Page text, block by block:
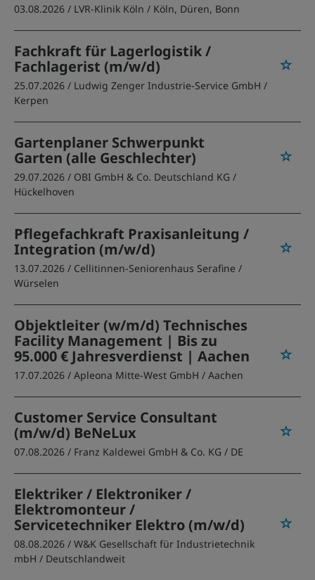
03.08.2026 / LVR-Klinik Köln / Köln, Düren, Bonn
Fachkraft für Lagerlogistik /
Fachlagerist (m/w/d)
25.07.2026 / Ludwig Zenger Industrie-Service GmbH /
Kerpen
Gartenplaner Schwerpunkt
Garten (alle Geschlechter)
29.07.2026 / OBI GmbH & Co. Deutschland KG /
Hückelhoven
Pflegefachkraft Praxisanleitung /
Integration (m/w/d)
13.07.2026 / Cellitinnen-Seniorenhaus Serafine /
Würselen
Objektleiter (w/m/d) Technisches
Facility Management | Bis zu
95.000 € Jahresverdienst | Aachen
17.07.2026 / Apleona Mitte-West GmbH / Aachen
Customer Service Consultant
(m/w/d) BeNeLux
07.08.2026 / Franz Kaldewei GmbH & Co. KG / DE
Elektriker / Elektroniker /
Elektromonteur /
Servicetechniker Elektro (m/w/d)
08.08.2026 / W&K Gesellschaft für Industrietechnik
mbH / Deutschlandweit